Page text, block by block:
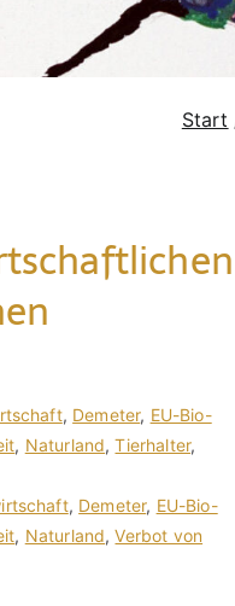
Start
, Demeter, EU-Bio-
, Naturland,Tierhalter,
, Demeter, EU-Bio-
, Naturland,Verbot von